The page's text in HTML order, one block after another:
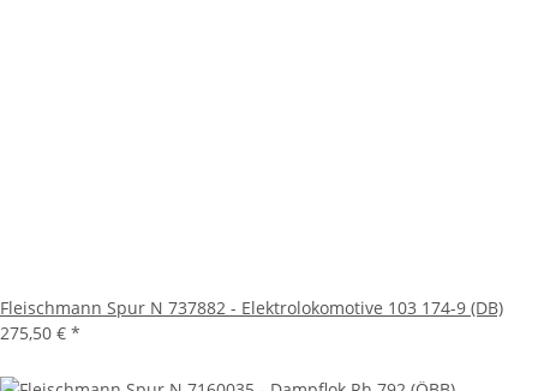
Fleischmann Spur N 737882 - Elektrolokomotive 103 174-9 (DB)
275,50 € *